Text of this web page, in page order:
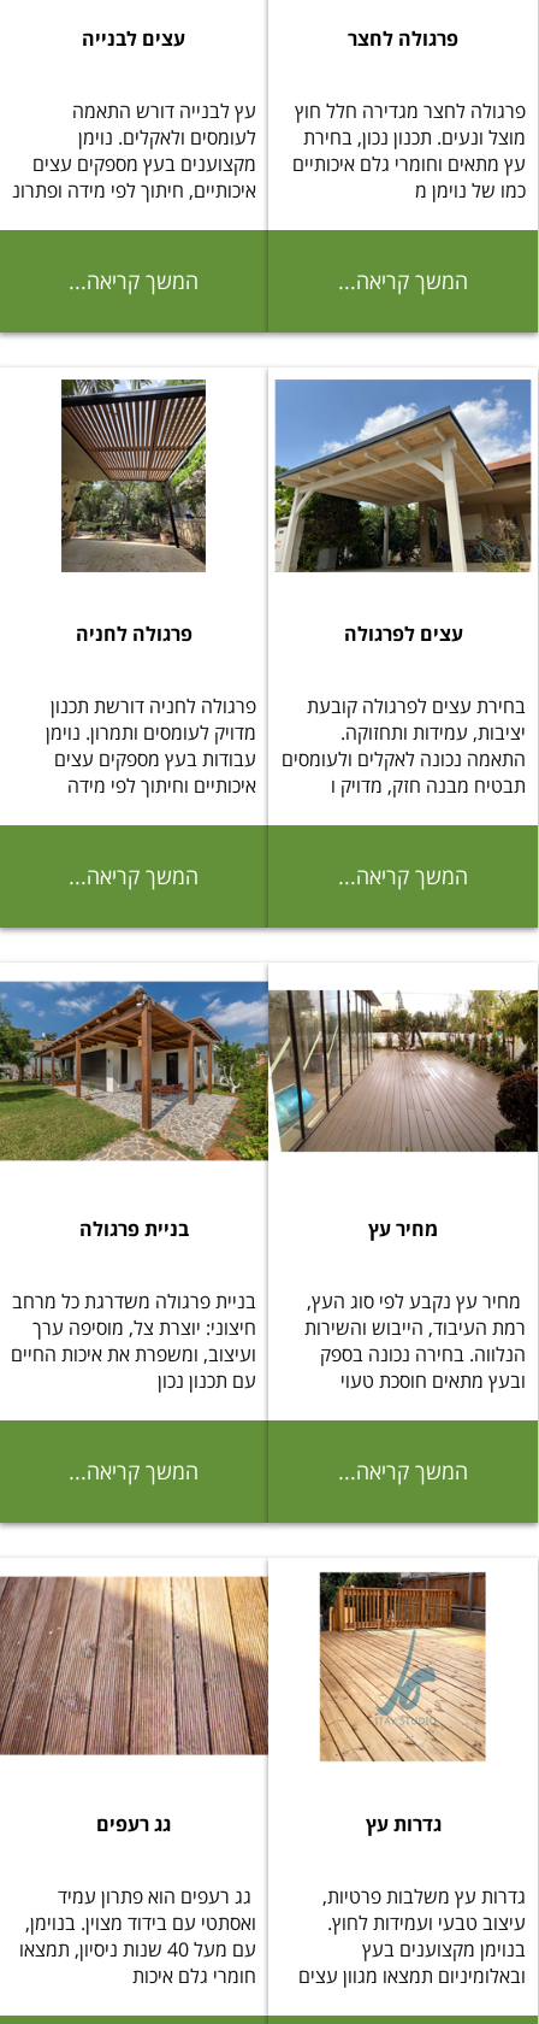
עצים לבנייה
עץ לבנייה דורש התאמה
לעומסים ולאקלים. נוימן
מקצוענים בעץ מספקים עצים
איכותיים, חיתוך לפי מידה ופתרונ
המשך קריאה...
פרגולה לחצר
פרגולה לחצר מגדירה חלל חוץ
מוצל ונעים. תכנון נכון, בחירת
עץ מתאים וחומרי גלם איכותיים
כמו של נוימן מ
המשך קריאה...
פרגולה לחניה
פרגולה לחניה דורשת תכנון
מדויק לעומסים ותמרון. נוימן
עבודות בעץ מספקים עצים
איכותיים וחיתוך לפי מידה
המשך קריאה...
עצים לפרגולה
בחירת עצים לפרגולה קובעת
יציבות, עמידות ותחזוקה.
התאמה נכונה לאקלים ולעומסים
תבטיח מבנה חזק, מדויק ו
המשך קריאה...
בניית פרגולה
בניית פרגולה משדרגת כל מרחב
חיצוני: יוצרת צל, מוסיפה ערך
ועיצוב, ומשפרת את איכות החיים
עם תכנון נכון
המשך קריאה...
מחיר עץ
מחיר עץ נקבע לפי סוג העץ,
רמת העיבוד, הייבוש והשירות
הנלווה. בחירה נכונה בספק
ובעץ מתאים חוסכת טעוי
המשך קריאה...
גג רעפים
גג רעפים הוא פתרון עמיד
ואסתטי עם בידוד מצוין. בנוימן,
עם מעל 40 שנות ניסיון, תמצאו
חומרי גלם איכות
גדרות עץ
גדרות עץ משלבות פרטיות,
עיצוב טבעי ועמידות לחוץ.
בנוימן מקצוענים בעץ
ובאלומיניום תמצאו מגוון עצים